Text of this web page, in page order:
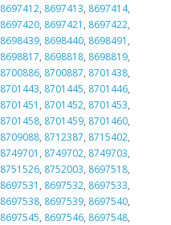
8697412, 8697413, 8697414,
8697420, 8697421 , 8697422,
8698439, 8698440, 8698491 ,
8698817, 8698818, 8698819,
8700886, 8700887, 8701438,
8701443, 8701445, 8701446,
8701451 , 8701452, 8701453,
8701458, 8701459, 8701460,
8709088, 8712387, 8715402,
8749701 , 8749702, 8749703,
8751526, 8752003, 8697518,
8697531 , 8697532, 8697533,
8697538, 8697539, 8697540,
8697545, 8697546, 8697548,